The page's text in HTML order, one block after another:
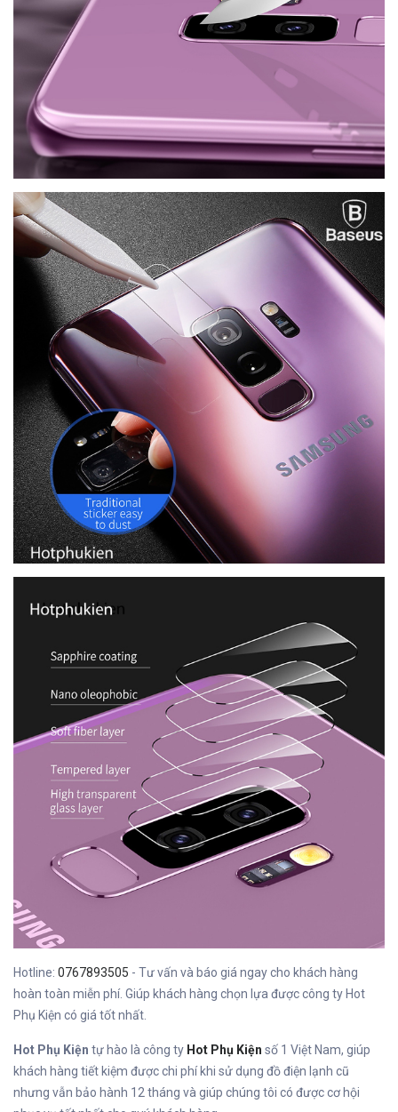
Hotline: 0767893505 - Tư vấn và báo giá ngay cho khách hàng
hoàn toàn miễn phí. Giúp khách hàng chọn lựa được công ty Hot
Phụ Kiện có giá tốt nhất.
Hot Phụ Kiện tự hào là công ty Hot Phụ Kiện số 1 Việt Nam, giúp
khách hàng tiết kiệm được chi phí khi sử dụng đồ điện lạnh cũ
nhưng vẫn bảo hành 12 tháng và giúp chúng tôi có được cơ hội